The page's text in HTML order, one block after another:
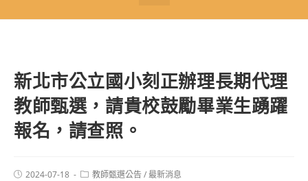
新北市公立國小刻正辦理長期代理
教師甄選，請貴校鼓勵畢業生踴躍
報名，請查照。
2024-07-18 教師甄選公告/最新消息